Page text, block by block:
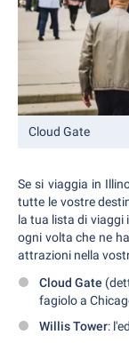
Cloud Gate
Se si viaggia in
tutte le vostre
la tua lista di viaggi
ogni volta che ne
attrazioni nella
Cloud Gate
fagiolo a
Willis Tower: